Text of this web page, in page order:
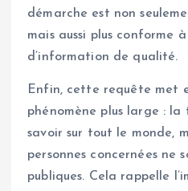
démarche est non
mais aussi plus conforme
d’information de qualité.
Enfin, cette requête met
phénomène plus large :
savoir sur tout le monde,
personnes concernées ne
publiques. Cela rappelle